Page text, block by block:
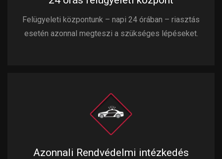
Felügyeleti központunk – napi 24 órában – riasztás
esetén azonnal megteszi a szükséges lépéseket.
Azonnali Rendvédelmi intézkedés